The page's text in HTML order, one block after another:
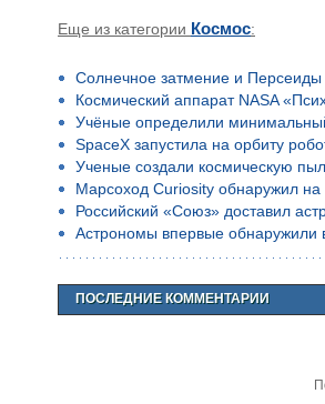
Еще из категории Космос:
Солнечное затмение и Персеиды
Космический аппарат NASA
Учёные определили
SpaceX запустила на орбиту
Ученые создали космическую
Марсоход Curiosity обнаружил
Российский «Союз» доставил
Астрономы впервые обнаружили
ПОСЛЕДНИЕ КОММЕНТАРИИ